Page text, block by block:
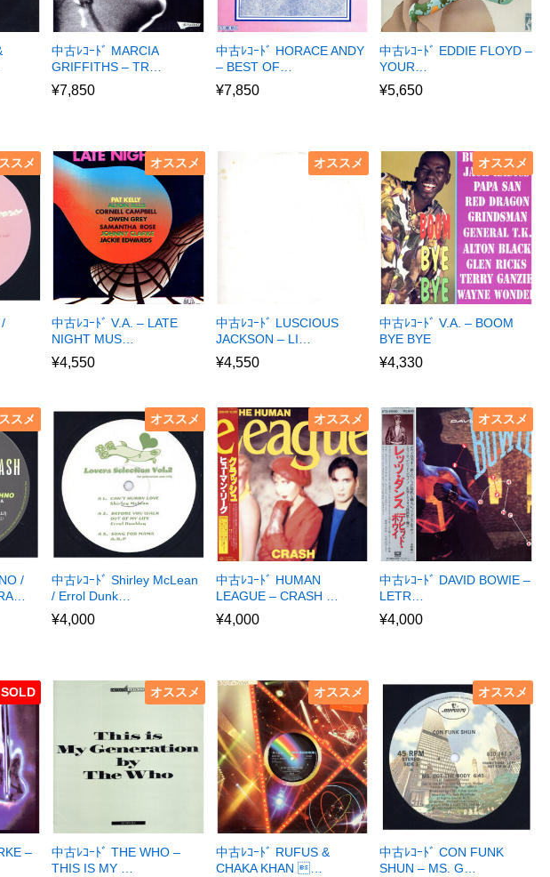
中古ﾚｺｰﾄﾞ MARCIA
GRIFFITHS – TR…
¥7,850
中古ﾚｺｰﾄﾞ HORACE ANDY
– BEST OF…
¥7,850
中古ﾚｺｰﾄﾞ EDDIE FLOYD –
YOUR…
¥5,650
スメ オススメ
中古ﾚｺｰﾄﾞ V.A. – LATE
NIGHT MUS…
¥4,550
オススメ
中古ﾚｺｰﾄﾞ LUSCIOUS
JACKSON – LI…
¥4,550
オススメ
中古ﾚｺｰﾄﾞ V.A. – BOOM
BYE BYE
¥4,330
スメ
/
オススメ
中古ﾚｺｰﾄﾞ Shirley McLean
/ Errol Dunk…
¥4,000
オススメ
中古ﾚｺｰﾄﾞ HUMAN
LEAGUE – CRASH …
¥4,000
オススメ
中古ﾚｺｰﾄﾞ DAVID BOWIE –
LETR…
¥4,000
SOLD
–
オススメ
中古ﾚｺｰﾄﾞ THE WHO –
THIS IS MY …
オススメ
中古ﾚｺｰﾄﾞ RUFUS &
CHAKA KHAN …
オススメ
中古ﾚｺｰﾄﾞ CON FUNK
SHUN – MS. G…